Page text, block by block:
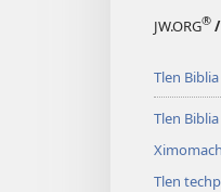
JW.ORG®
Tlen
Tlen
Tlen